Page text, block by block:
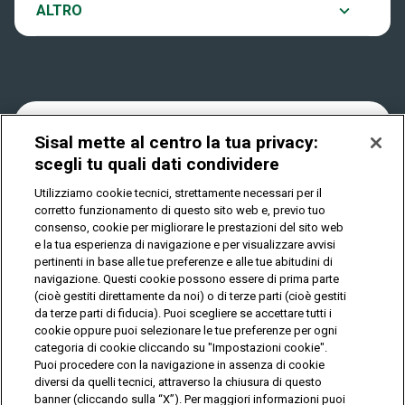
Play Your Date
Dove si gioca
Quanto si vince
Come riscuotere
ALTRO
Notifiche
Privacy
IL GIOCO È VIETATO AI MINORI E PUÒ CAUSARE
DIPENDENZA PATOLOGICA
© Copyright Sisal Italia S.p.A. - P.I. 02433760135
Privacy Cookies
Mappa
del
sito
Sisal mette al centro la tua privacy:
scegli tu quali dati condividere
Utilizziamo cookie tecnici, strettamente necessari per il
corretto funzionamento di questo sito web e, previo tuo
consenso, cookie per migliorare le prestazioni del sito web
e la tua esperienza di navigazione e per visualizzare avvisi
pertinenti in base alle tue preferenze e alle tue abitudini di
navigazione. Questi cookie possono essere di prima parte
(cioè gestiti direttamente da noi) o di terze parti (cioè gestiti
da terze parti di fiducia). Puoi scegliere se accettare tutti i
cookie oppure puoi selezionare le tue preferenze per ogni
categoria di cookie cliccando su "Impostazioni cookie".
Puoi procedere con la navigazione in assenza di cookie
diversi da quelli tecnici, attraverso la chiusura di questo
banner (cliccando sulla “X”). Per maggiori informazioni puoi